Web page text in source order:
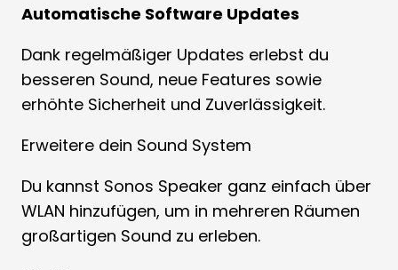
Automatische Software Updates
Dank regelmäßiger Updates erlebst du
besseren Sound, neue Features sowie
erhöhte Sicherheit und Zuverlässigkeit.
Erweitere dein Sound System
Du kannst Sonos Speaker ganz einfach über
WLAN hinzufügen, um in mehreren Räumen
großartigen Sound zu erleben.